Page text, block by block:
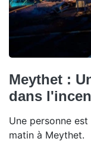
Meythet :
dans
Une personne
matin à Meythet.